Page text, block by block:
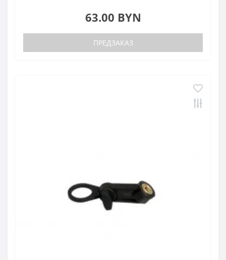
63.00 BYN
ПРЕДЗАКАЗ